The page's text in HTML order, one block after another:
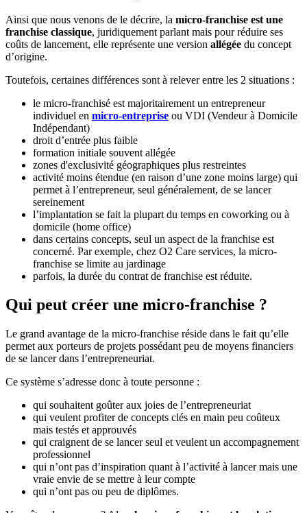
Ainsi que nous venons de le décrire, la micro-franchise est une
franchise classique, juridiquement parlant mais pour réduire ses
coûts de lancement, elle représente une version allégée du concept
d’origine.
Toutefois, certaines différences sont à relever entre les 2 situations :
le micro-franchisé est majoritairement un entrepreneur
individuel en micro-entreprise ou VDI (Vendeur à Domicile
Indépendant)
droit d’entrée plus faible
formation initiale souvent allégée
zones d'exclusivité géographiques plus restreintes
activité moins étendue (en raison d’une zone moins large) qui
permet à l’entrepreneur, seul généralement, de se lancer
sereinement
l’implantation se fait la plupart du temps en coworking ou à
domicile (home office)
dans certains concepts, seul un aspect de la franchise est
concerné. Par exemple, chez O2 Care services, la micro-
franchise se limite au jardinage
parfois, la durée du contrat de franchise est réduite.
Qui peut créer une micro-franchise ?
Le grand avantage de la micro-franchise réside dans le fait qu’elle
permet aux porteurs de projets possédant peu de moyens financiers
de se lancer dans l’entrepreneuriat.
Ce système s’adresse donc à toute personne :
qui souhaitent goûter aux joies de l’entrepreneuriat
qui veulent profiter de concepts clés en main peu coûteux
mais testés et approuvés
qui craignent de se lancer seul et veulent un accompagnement
professionnel
qui n’ont pas d’inspiration quant à l’activité à lancer mais une
vraie envie de se mettre à leur compte
qui n’ont pas ou peu de diplômes.